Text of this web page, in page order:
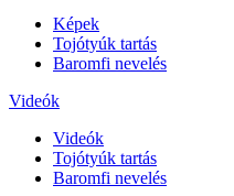
Képek
Tojótyúk tartás
Baromfi nevelés
Videók
Videók
Tojótyúk tartás
Baromfi nevelés